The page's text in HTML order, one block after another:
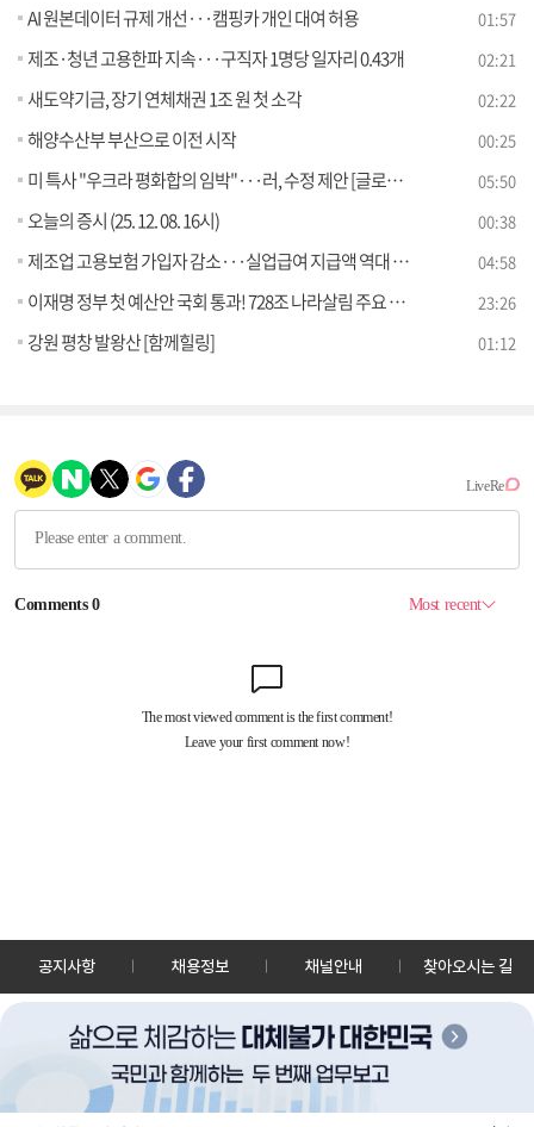
AI 원본데이터 규제 개선···캠핑카 개인 대여 허용 01:57
제조·청년 고용한파 지속···구직자 1명당 일자리 0.43개 02:21
새도약기금, 장기 연체채권 1조 원 첫 소각 02:22
해양수산부 부산으로 이전 시작 00:25
미 특사 "우크라 평화합의 임박"···러, 수정 제안 [글로벌 핫이슈] 05:50
오늘의 증시 (25. 12. 08. 16시) 00:38
제조업 고용보험 가입자 감소···실업급여 지급액 역대 최대 [오늘의 이슈] 04:58
이재명 정부 첫 예산안 국회 통과! 728조 나라살림 주요 계획은? [경제&이슈] 23:26
강원 평창 발왕산 [함께힐링] 01:12
공지사항 채용정보 채널안내 찾아오시는 길
30128 세종특별자치시 정부2청사로 13 한국정책방송원 KTV
TEL: 044-204-8000
Copyrightⓒ KTV 국민방송 All Rights Reserved.
PC버전 앱 다운로드